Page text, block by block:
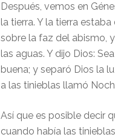
Después, vemos en
la tierra. Y la tierra
sobre la faz del abismo,
las aguas. Y dijo Dios:
buena; y separó Dios la
a las tinieblas llamó
Así que es posible decir
cuando había las